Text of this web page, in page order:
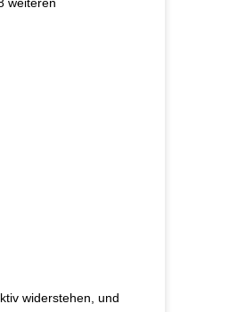
widerstehen, und